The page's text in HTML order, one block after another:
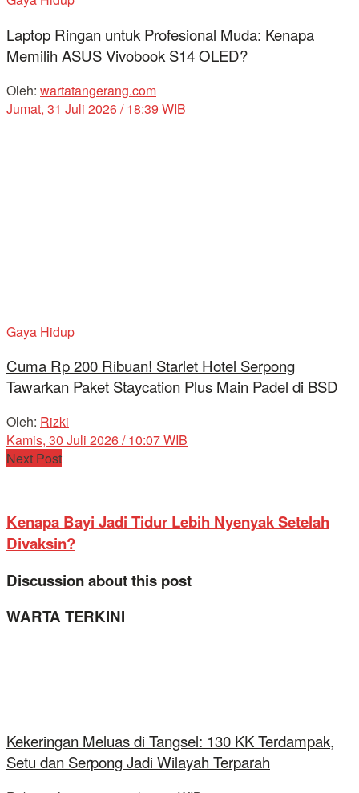
Laptop Ringan untuk Profesional Muda: Kenapa
Memilih ASUS Vivobook S14 OLED?
Oleh: wartatangerang.com
Jumat, 31 Juli 2026 / 18:39 WIB
Gaya Hidup
Cuma Rp 200 Ribuan! Starlet Hotel Serpong
Tawarkan Paket Staycation Plus Main Padel di BSD
Oleh: Rizki
Kamis, 30 Juli 2026 / 10:07 WIB
Next Post
Kenapa Bayi Jadi Tidur Lebih Nyenyak Setelah
Divaksin?
Discussion about this post
WARTA TERKINI
Kekeringan Meluas di Tangsel: 130 KK Terdampak,
Setu dan Serpong Jadi Wilayah Terparah